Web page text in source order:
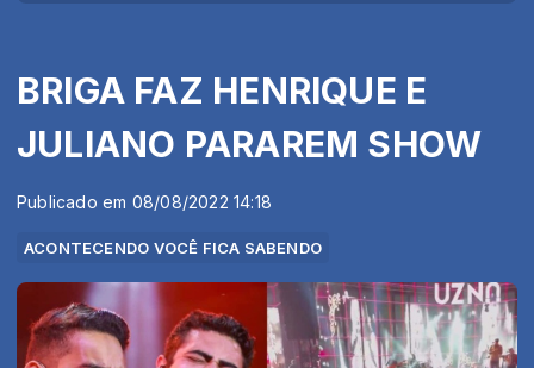
BRIGA FAZ HENRIQUE E
JULIANO PARAREM SHOW
Publicado em 08/08/2022 14:18
ACONTECENDO VOCÊ FICA SABENDO